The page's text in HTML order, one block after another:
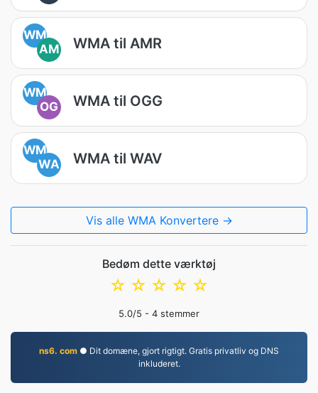
WM
AM
WMA til AMR
WM
OG
WMA til OGG
WM
WA
WMA til WAV
Vis alle WMA Konvertere →
Bedøm dette værktøj
☆
☆
☆
☆
☆
5.0/5 - 4 stemmer
ns6. com ● Dit domæne, gjort rigtigt. Gratis privatliv og DNS
inkluderet.